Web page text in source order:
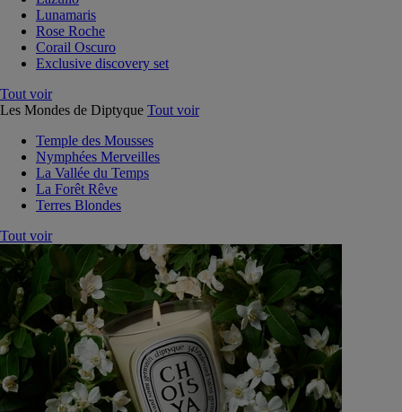
Lunamaris
Rose Roche
Corail Oscuro
Exclusive discovery set
Tout voir
Les Mondes de Diptyque Tout voir
Temple des Mousses
Nymphées Merveilles
La Vallée du Temps
La Forêt Rêve
Terres Blondes
Tout voir